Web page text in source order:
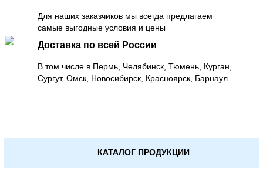
Для наших заказчиков мы всегда предлагаем
самые выгодные условия и цены
Доставка по всей России
В том числе в Пермь, Челябинск, Тюмень, Курган,
Сургут, Омск, Новосибирск, Красноярск, Барнаул
КАТАЛОГ ПРОДУКЦИИ